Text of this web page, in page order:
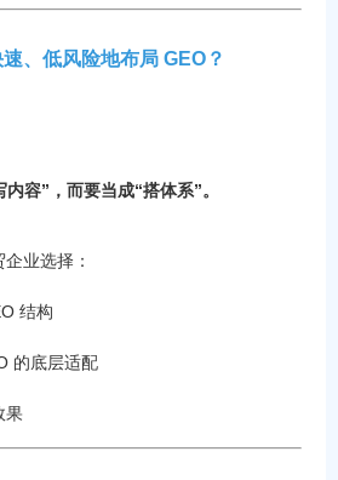
、低风险地布局 GEO？
容”，而要当成“搭体系”。
业选择：
结构
的底层适配
果